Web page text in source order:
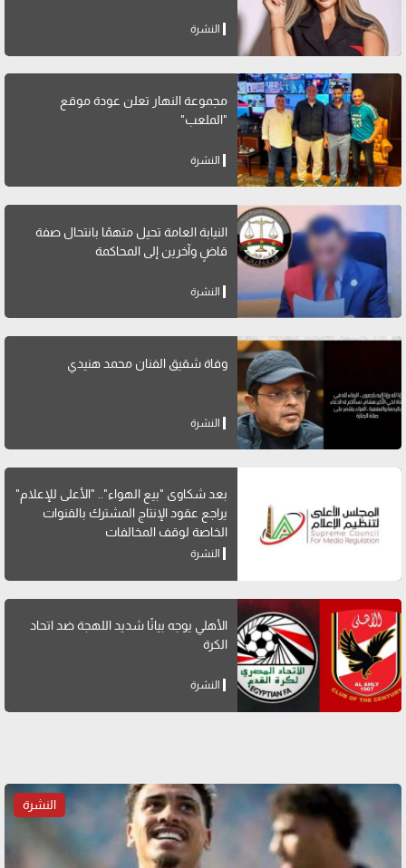
النشرة
مجموعة النهار تعلن عودة موقع
"الملعب"
النشرة
النيابة العامة تحيل متهمًا بانتحال صفة
قاضٍ وآخرين إلى المحاكمة
النشرة
وفاة شقيق الفنان محمد هنيدي
النشرة
بعد شكاوى "بيع الهواء".. "الأعلى للإعلام"
يراجع عقود الإنتاج المشترك بالقنوات
الخاصة لوقف المخالفات
النشرة
الأهلي يوجه بيانًا شديد اللهجة ضد اتحاد
الكرة
النشرة
النشرة